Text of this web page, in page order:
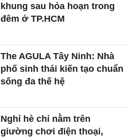
khung sau hỏa hoạn trong
đêm ở TP.HCM
The AGULA Tây Ninh: Nhà
phố sinh thái kiến tạo chuẩn
sống đa thế hệ
Nghỉ hè chỉ nằm trên
giường chơi điện thoại,